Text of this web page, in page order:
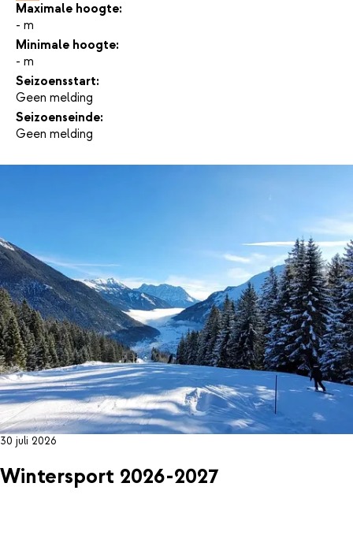
-
Maximale hoogte:
- m
Minimale hoogte:
- m
Seizoensstart:
Geen melding
Seizoenseinde:
Geen melding
30 juli 2026
Wintersport 2026-2027